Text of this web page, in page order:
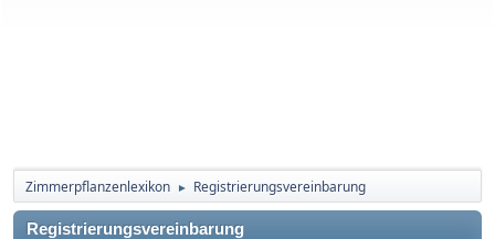
Zimmerpflanzenlexikon ► Registrierungsvereinbarung
Registrierungsvereinbarung